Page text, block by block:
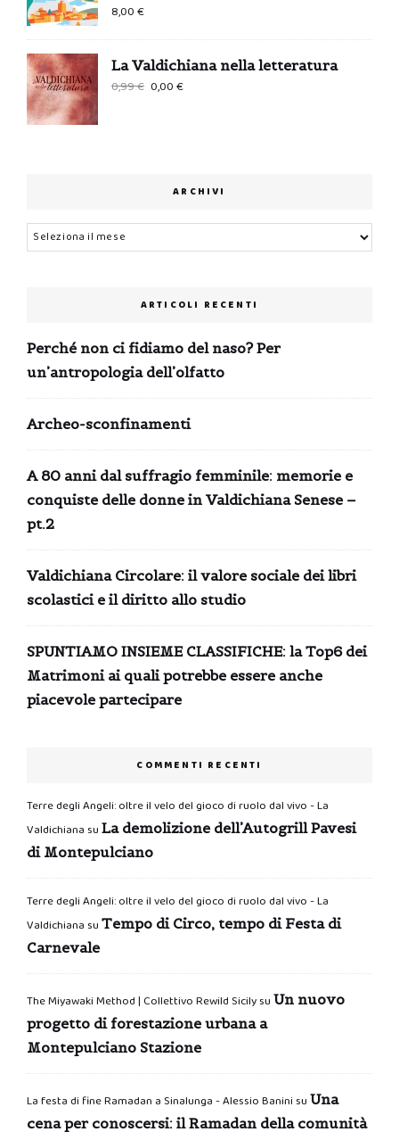
8,00€
La Valdichiana nella letteratura
0,99€ 0,00€
ARCHIVI
Archivi
ARTICOLI RECENTI
Perché non ci fidiamo del naso? Per
un’antropologia dell’olfatto
Archeo-sconfinamenti
A 80 anni dal suffragio femminile: memorie e
conquiste delle donne in Valdichiana Senese –
pt.2
Valdichiana Circolare: il valore sociale dei libri
scolastici e il diritto allo studio
SPUNTIAMO INSIEME CLASSIFICHE: la Top6 dei
Matrimoni ai quali potrebbe essere anche
piacevole partecipare
COMMENTI RECENTI
Terre degli Angeli: oltre il velo del gioco di ruolo dal vivo - La
Valdichiana su La demolizione dell’Autogrill Pavesi
di Montepulciano
Terre degli Angeli: oltre il velo del gioco di ruolo dal vivo - La
Valdichiana su Tempo di Circo, tempo di Festa di
Carnevale
The Miyawaki Method | Collettivo Rewild Sicilysu Un nuovo
progetto di forestazione urbana a
Montepulciano Stazione
La festa di fine Ramadan a Sinalunga - Alessio Banini su Una
cena per conoscersi: il Ramadan della comunità